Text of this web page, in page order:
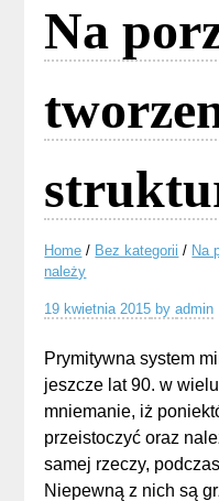
Na
Home / Bez kategorii / Na
należy
19 kwietnia 2015 byadmin
Prymitywna system
jeszcze lat 90. w
mniemanie, iż
przeistoczyć oraz
samej rzeczy,
Niepewną z nich są